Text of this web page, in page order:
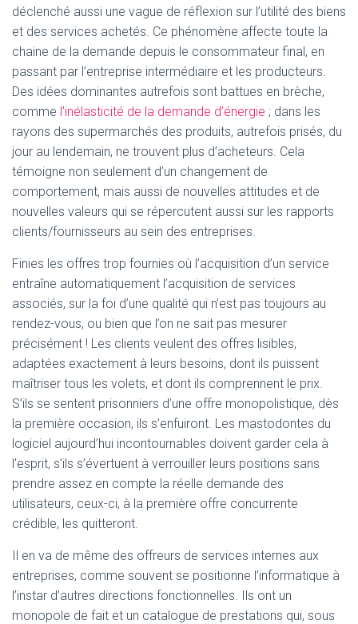
déclenché aussi une vague de réflexion sur l’utilité des biens
et des services achetés. Ce phénomène affecte toute la
chaine de la demande depuis le consommateur final, en
passant par l’entreprise intermédiaire et les producteurs.
Des idées dominantes autrefois sont battues en brèche,
comme l’inélasticité de la demande d’énergie ; dans les
rayons des supermarchés des produits, autrefois prisés, du
jour au lendemain, ne trouvent plus d’acheteurs. Cela
témoigne non seulement d’un changement de
comportement, mais aussi de nouvelles attitudes et de
nouvelles valeurs qui se répercutent aussi sur les rapports
clients/fournisseurs au sein des entreprises.
Finies les offres trop fournies où l’acquisition d’un service
entraîne automatiquement l’acquisition de services
associés, sur la foi d’une qualité qui n’est pas toujours au
rendez-vous, ou bien que l’on ne sait pas mesurer
précisément ! Les clients veulent des offres lisibles,
adaptées exactement à leurs besoins, dont ils puissent
maîtriser tous les volets, et dont ils comprennent le prix.
S’ils se sentent prisonniers d’une offre monopolistique, dès
la première occasion, ils s’enfuiront. Les mastodontes du
logiciel aujourd’hui incontournables doivent garder cela à
l’esprit, s’ils s’évertuent à verrouiller leurs positions sans
prendre assez en compte la réelle demande des
utilisateurs, ceux-ci, à la première offre concurrente
crédible, les quitteront.
Il en va de même des offreurs de services internes aux
entreprises, comme souvent se positionne l’informatique à
l’instar d’autres directions fonctionnelles. Ils ont un
monopole de fait et un catalogue de prestations qui, sous